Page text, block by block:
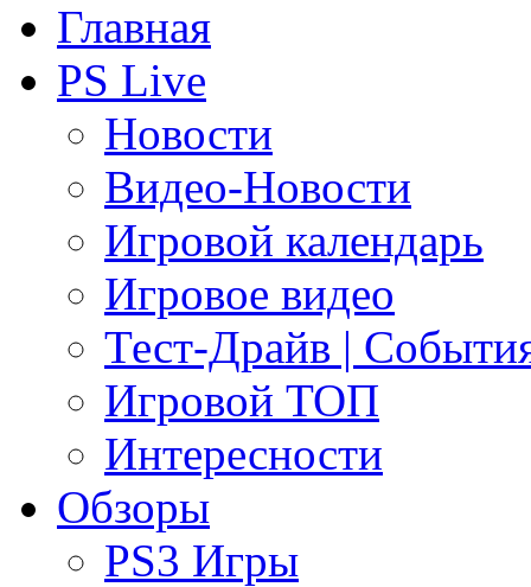
Главная
PS Live
Новости
Видео-Новости
Игровой календарь
Игровое видео
Тест-Драйв |
Игровой ТОП
Интересности
Обзоры
PS3 Игры